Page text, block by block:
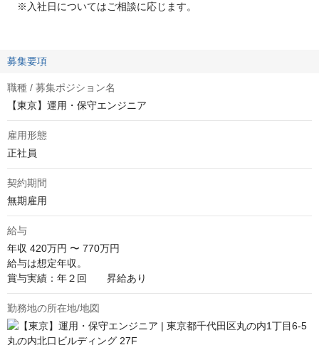
※入社日についてはご相談に応じます。
募集要項
職種 / 募集ポジション名
【東京】運用・保守エンジニア
雇用形態
正社員
契約期間
無期雇用
給与
年収 420万円 〜 770万円
給与は想定年収。
賞与実績：年２回　　昇給あり
勤務地の所在地/地図